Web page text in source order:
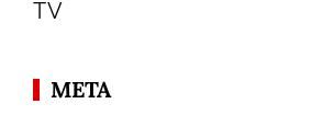
TV
META